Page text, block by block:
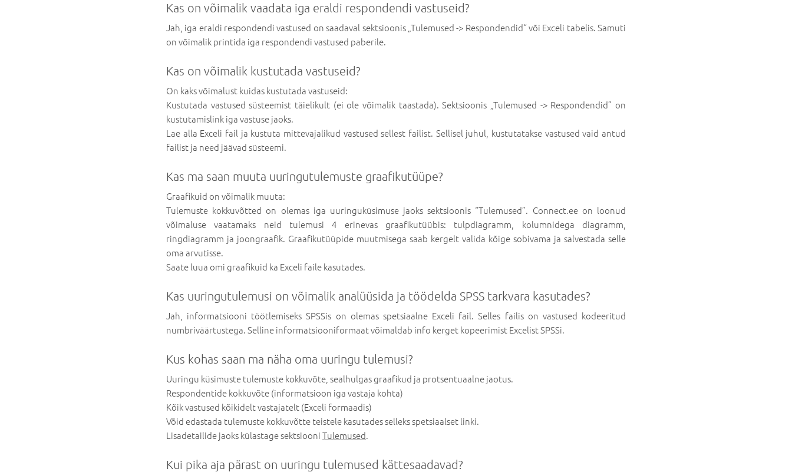
Kas on võimalik vaadata iga eraldi respondendi vastuseid?
Jah, iga eraldi respondendi vastused on saadaval sektsioonis „Tulemused -> Respondendid“ või Exceli tabelis. Samuti
on võimalik printida iga respondendi vastused paberile.
Kas on võimalik kustutada vastuseid?
On kaks võimalust kuidas kustutada vastuseid:
Kustutada vastused süsteemist täielikult (ei ole võimalik taastada). Sektsioonis „Tulemused -> Respondendid” on
kustutamislink iga vastuse jaoks.
Lae alla Exceli fail ja kustuta mittevajalikud vastused sellest failist. Sellisel juhul, kustutatakse vastused vaid antud
failist ja need jäävad süsteemi.
Kas ma saan muuta uuringutulemuste graafikutüüpe?
Graafikuid on võimalik muuta:
Tulemuste kokkuvõtted on olemas iga uuringuküsimuse jaoks sektsioonis “Tulemused”. Connect.ee on loonud
võimaluse vaatamaks neid tulemusi 4 erinevas graafikutüübis: tulpdiagramm, kolumnidega diagramm,
ringdiagramm ja joongraafik. Graafikutüüpide muutmisega saab kergelt valida kõige sobivama ja salvestada selle
oma arvutisse.
Saate luua omi graafikuid ka Exceli faile kasutades.
Kas uuringutulemusi on võimalik analüüsida ja töödelda SPSS tarkvara kasutades?
Jah, informatsiooni töötlemiseks SPSSis on olemas spetsiaalne Exceli fail. Selles failis on vastused kodeeritud
numbriväärtustega. Selline informatsiooniformaat võimaldab info kerget kopeerimist Excelist SPSSi.
Kus kohas saan ma näha oma uuringu tulemusi?
Uuringu küsimuste tulemuste kokkuvõte, sealhulgas graafikud ja protsentuaalne jaotus.
Respondentide kokkuvõte (informatsioon iga vastaja kohta)
Kõik vastused kõikidelt vastajatelt (Exceli formaadis)
Võid edastada tulemuste kokkuvõtte teistele kasutades selleks spetsiaalset linki.
Lisadetailide jaoks külastage sektsiooniTulemused.
Kui pika aja pärast on uuringu tulemused kättesaadavad?